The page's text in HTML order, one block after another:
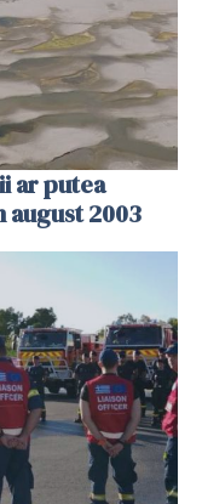
ar putea
2003